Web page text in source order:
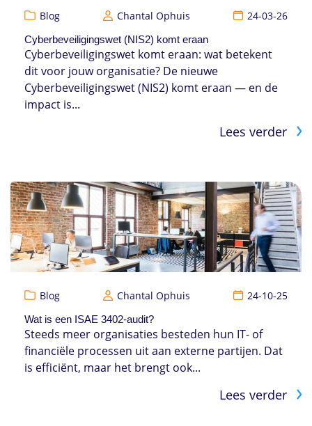
Blog Chantal Ophuis 24-03-26
Cyberbeveiligingswet (NIS2) komt eraan
Cyberbeveiligingswet komt eraan: wat betekent
dit voor jouw organisatie? De nieuwe
Cyberbeveiligingswet (NIS2) komt eraan — en de
impact is...
Lees verder
Blog Chantal Ophuis 24-10-25
Wat is een ISAE 3402-audit?
Steeds meer organisaties besteden hun IT- of
financiële processen uit aan externe partijen. Dat
is efficiënt, maar het brengt ook...
Lees verder